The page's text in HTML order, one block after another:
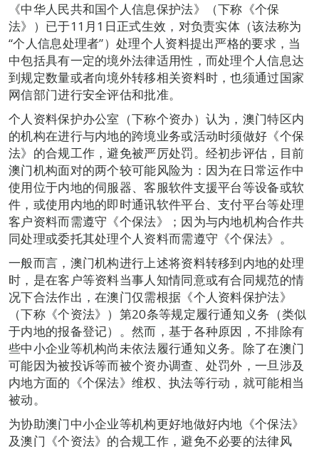
《中华人民共和国个人信息保护法》（下称《个保
法》）已于11月1日正式生效，对负责实体（该法称为
“个人信息处理者”）处理个人资料提出严格的要求，当
中包括具有一定的境外法律适用性，而处理个人信息达
到规定数量或者向境外转移相关资料时，也须通过国家
网信部门进行安全评估和批准。
个人资料保护办公室（下称个资办）认为，澳门特区内
的机构在进行与内地的跨境业务或活动时须做好《个保
法》的合规工作，避免被严厉处罚。经初步评估，目前
澳门机构面对的两个较可能风险为：因为在日常运作中
使用位于内地的伺服器、客服软件支援平台等设备或软
件，或使用内地的即时通讯软件平台、支付平台等处理
客户资料而需遵守《个保法》；因为与内地机构合作共
同处理或委托其处理个人资料而需遵守《个保法》。
一般而言，澳门机构进行上述将资料转移到内地的处理
时，是在客户等资料当事人知情同意或有合同规范的情
况下合法作出，在澳门仅需根据《个人资料保护法》
（下称《个资法》）第20条等规定履行通知义务（类似
于内地的报备登记）。然而，基于各种原因，不排除有
些中小企业等机构尚未依法履行通知义务。除了在澳门
可能因为被投诉等而被个资办调查、处罚外，一旦涉及
内地方面的《个保法》维权、执法等行动，就可能相当
被动。
为协助澳门中小企业等机构更好地做好内地《个保法》
及澳门《个资法》的合规工作，避免不必要的法律风